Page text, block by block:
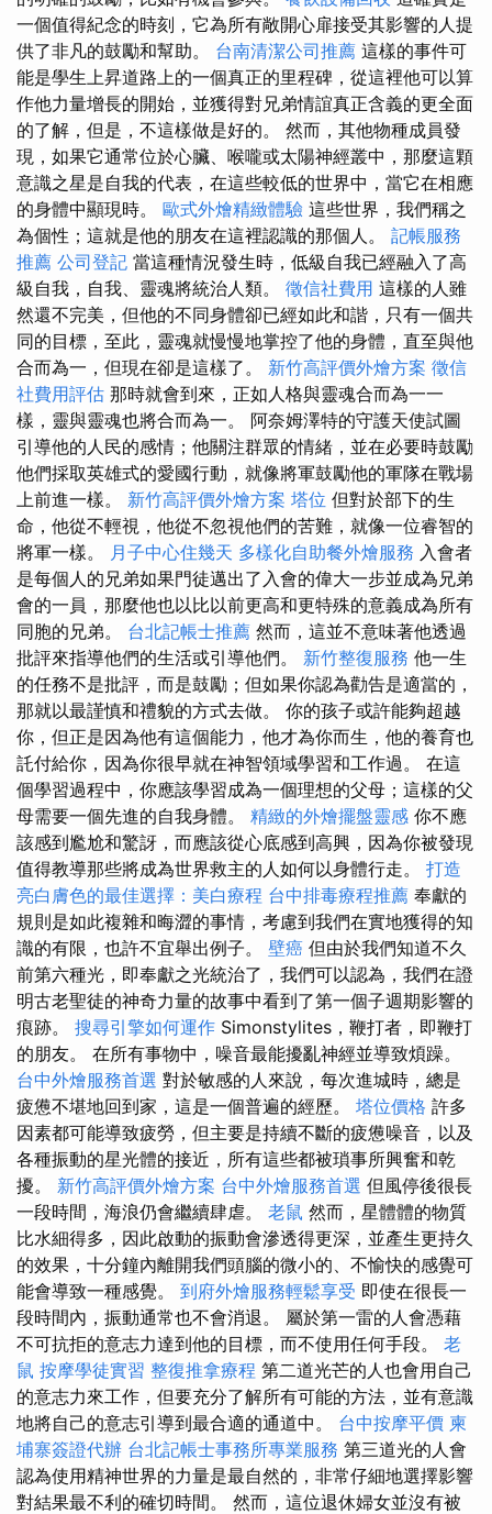
一個值得紀念的時刻，它為所有敞開心扉接受其影響的人提
供了非凡的鼓勵和幫助。 台南清潔公司推薦 這樣的事件可
能是學生上昇道路上的一個真正的里程碑，從這裡他可以算
作他力量增長的開始，並獲得對兄弟情誼真正含義的更全面
的了解，但是，不這樣做是好的。 然而，其他物種成員發
現，如果它通常位於心臟、喉嚨或太陽神經叢中，那麼這顆
意識之星是自我的代表，在這些較低的世界中，當它在相應
的身體中顯現時。 歐式外燴精緻體驗 這些世界，我們稱之
為個性；這就是他的朋友在這裡認識的那個人。 記帳服務
推薦 公司登記 當這種情況發生時，低級自我已經融入了高
級自我，自我、靈魂將統治人類。 徵信社費用 這樣的人雖
然還不完美，但他的不同身體卻已經如此和諧，只有一個共
同的目標，至此，靈魂就慢慢地掌控了他的身體，直至與他
合而為一，但現在卻是這樣了。 新竹高評價外燴方案 徵信
社費用評估 那時就會到來，正如人格與靈魂合而為一一
樣，靈與靈魂也將合而為一。 阿奈姆澤特的守護天使試圖
引導他的人民的感情；他關注群眾的情緒，並在必要時鼓勵
他們採取英雄式的愛國行動，就像將軍鼓勵他的軍隊在戰場
上前進一樣。 新竹高評價外燴方案 塔位 但對於部下的生
命，他從不輕視，他從不忽視他們的苦難，就像一位睿智的
將軍一樣。
月子中心住幾天 多樣化自助餐外燴服務 入會者
是每個人的兄弟如果門徒邁出了入會的偉大一步並成為兄弟
會的一員，那麼他也以比以前更高和更特殊的意義成為所有
同胞的兄弟。 台北記帳士推薦 然而，這並不意味著他透過
批評來指導他們的生活或引導他們。 新竹整復服務 他一生
的任務不是批評，而是鼓勵；但如果你認為勸告是適當的，
那就以最謹慎和禮貌的方式去做。 你的孩子或許能夠超越
你，但正是因為他有這個能力，他才為你而生，他的養育也
託付給你，因為你很早就在神智領域學習和工作過。 在這
個學習過程中，你應該學習成為一個理想的父母；這樣的父
母需要一個先進的自我身體。 精緻的外燴擺盤靈感 你不應
該感到尷尬和驚訝，而應該從心底感到高興，因為你被發現
值得教導那些將成為世界救主的人如何以身體行走。 打造
亮白膚色的最佳選擇：美白療程 台中排毒療程推薦 奉獻的
規則是如此複雜和晦澀的事情，考慮到我們在實地獲得的知
識的有限，也許不宜舉出例子。 壁癌 但由於我們知道不久
前第六種光，即奉獻之光統治了，我們可以認為，我們在證
明古老聖徒的神奇力量的故事中看到了第一個子週期影響的
痕跡。 搜尋引擎如何運作 Simonstylites，鞭打者，即鞭打
的朋友。 在所有事物中，噪音最能擾亂神經並導致煩躁。
台中外燴服務首選 對於敏感的人來說，每次進城時，總是
疲憊不堪地回到家，這是一個普遍的經歷。 塔位價格 許多
因素都可能導致疲勞，但主要是持續不斷的疲憊噪音，以及
各種振動的星光體的接近，所有這些都被瑣事所興奮和乾
擾。 新竹高評價外燴方案 台中外燴服務首選 但風停後很長
一段時間，海浪仍會繼續肆虐。 老鼠 然而，星體體的物質
比水細得多，因此啟動的振動會滲透得更深，並產生更持久
的效果，十分鐘內離開我們頭腦的微小的、不愉快的感覺可
能會導致一種感覺。 到府外燴服務輕鬆享受 即使在很長一
段時間內，振動通常也不會消退。 屬於第一雷的人會憑藉
不可抗拒的意志力達到他的目標，而不使用任何手段。 老
鼠 按摩學徒實習 整復推拿療程 第二道光芒的人也會用自己
的意志力來工作，但要充分了解所有可能的方法，並有意識
地將自己的意志引導到最合適的通道中。 台中按摩平價 柬
埔寨簽證代辦 台北記帳士事務所專業服務 第三道光的人會
認為使用精神世界的力量是最自然的，非常仔細地選擇影響
對結果最不利的確切時間。 然而，這位退休婦女並沒有被